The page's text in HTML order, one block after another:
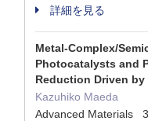
詳細を見る
Metal-Complex/
Photocatalysts and
Reduction Driven
Kazuhiko Maeda
Advanced Materials